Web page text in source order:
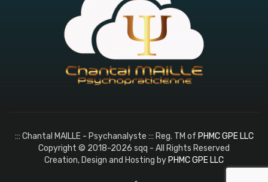
::: Chantal MAILLE - Psychanalyste ::: Reg. TM of PHMC GPE LLC
Copyright © 2018-2026 sqq - All Rights Reserved
Creation, Design and Hosting byPHMC GPE LLC